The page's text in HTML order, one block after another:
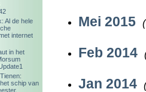
Al de hele
internet
in het
schip van
Mei 2015
Feb 2014
Jan 2014